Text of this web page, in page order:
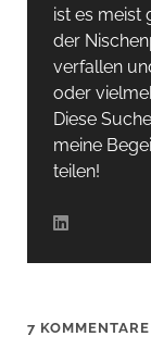
ist es meist
der
verfallen
oder
Diese
meine
teilen!
7 KOMMENTARE